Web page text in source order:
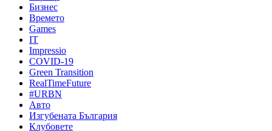
Бизнес
Времето
Games
IT
Impressio
COVID-19
Green Transition
RealTimeFuture
#URBN
Авто
Изгубената България
Клубовете